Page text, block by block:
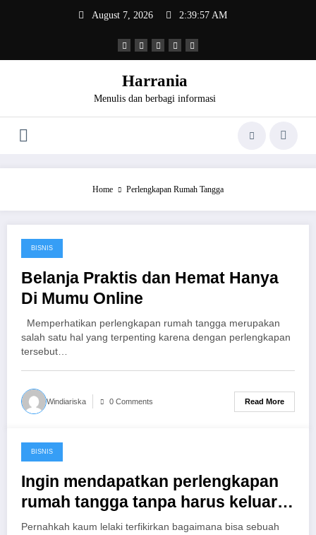
August 7, 2026 2:39:57 AM
Harrania
Menulis dan berbagi informasi
Home Perlengkapan Rumah Tangga
December 16, 2016
BISNIS
Belanja Praktis dan Hemat Hanya
Di Mumu Online
Memperhatikan perlengkapan rumah tangga merupakan
salah satu hal yang terpenting karena dengan perlengkapan
tersebut…
Windiariska 0 Comments Read More
November 11, 2016
BISNIS
Ingin mendapatkan perlengkapan
rumah tangga tanpa harus keluar
rumah?, ya, pesan saja di Mumu
Pernahkah kaum lelaki terfikirkan bagaimana bisa sebuah